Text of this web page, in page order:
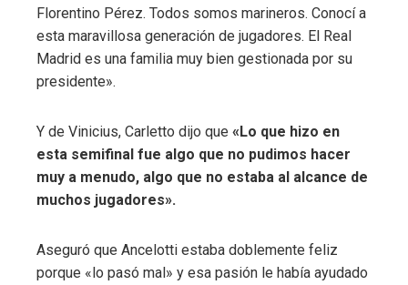
Florentino Pérez. Todos somos marineros. Conocí a
esta maravillosa generación de jugadores. El Real
Madrid es una familia muy bien gestionada por su
presidente».
Y de Vinicius, Carletto dijo que «Lo que hizo en
esta semifinal fue algo que no pudimos hacer
muy a menudo, algo que no estaba al alcance de
muchos jugadores».
Aseguró que Ancelotti estaba doblemente feliz
porque «lo pasó mal» y esa pasión le había ayudado